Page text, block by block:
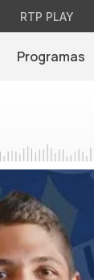
RTP PLAY
Programas